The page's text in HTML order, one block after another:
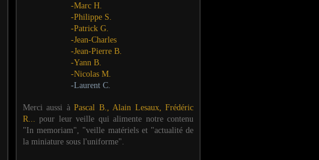
-Marc H.
-Philippe S.
-Patrick G.
-Jean-Charles
-Jean-Pierre B.
-Yann B.
-Nicolas M.
-Laurent C.
Merci aussi àPascal B., Alain Lesaux, Frédéric
R...pour leur veille qui alimente notre contenu
"In memoriam", "veille matériels et "actualité de
la miniature sous l'uniforme".